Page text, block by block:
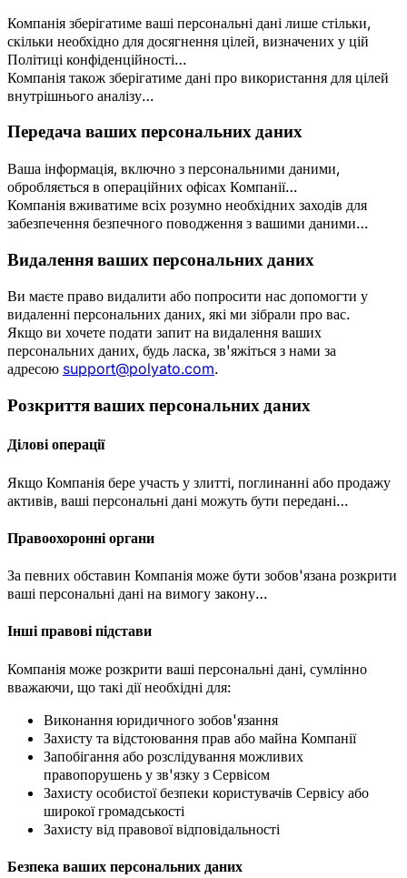
Компанія зберігатиме ваші персональні дані лише стільки,
скільки необхідно для досягнення цілей, визначених у цій
Політиці конфіденційності…
Компанія також зберігатиме дані про використання для цілей
внутрішнього аналізу…
Передача ваших персональних даних
Ваша інформація, включно з персональними даними,
обробляється в операційних офісах Компанії…
Компанія вживатиме всіх розумно необхідних заходів для
забезпечення безпечного поводження з вашими даними…
Видалення ваших персональних даних
Ви маєте право видалити або попросити нас допомогти у
видаленні персональних даних, які ми зібрали про вас.
Якщо ви хочете подати запит на видалення ваших
персональних даних, будь ласка, зв'яжіться з нами за
адресою support@polyato.com.
Розкриття ваших персональних даних
Ділові операції
Якщо Компанія бере участь у злитті, поглинанні або продажу
активів, ваші персональні дані можуть бути передані…
Правоохоронні органи
За певних обставин Компанія може бути зобов'язана розкрити
ваші персональні дані на вимогу закону…
Інші правові підстави
Компанія може розкрити ваші персональні дані, сумлінно
вважаючи, що такі дії необхідні для:
Виконання юридичного зобов'язання
Захисту та відстоювання прав або майна Компанії
Запобігання або розслідування можливих
правопорушень у зв'язку з Сервісом
Захисту особистої безпеки користувачів Сервісу або
широкої громадськості
Захисту від правової відповідальності
Безпека ваших персональних даних